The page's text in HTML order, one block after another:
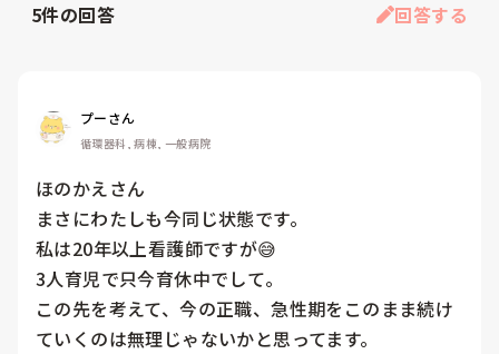
5件の回答 回答する
プーさん
循環器科, 病棟, 一般病院
ほのかえさん
まさにわたしも今同じ状態です。
私は20年以上看護師ですが😅
3人育児で只今育休中でして。
この先を考えて、今の正職、急性期をこのまま続け
ていくのは無理じゃないかと思ってます。